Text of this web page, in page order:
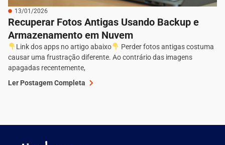
13/01/2026
Recuperar Fotos Antigas Usando Backup e
Armazenamento em Nuvem
Link dos apps no artigo abaixo
Perder fotos antigas costuma
causar uma frustração diferente. Ao contrário das imagens
apagadas recentemente,
Ler Postagem Completa